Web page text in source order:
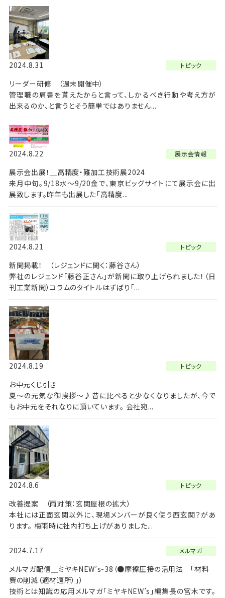
トピック
2024.8.31
リーダー研修 （週末開催中）
管理職の肩書を貰えたからと言って、しかるべき行動や考え方が
出来るのか、と言うとそう簡単ではありません...
展示会情報
2024.8.22
展示会出展！＿高精度・難加工技術展2024
来月中旬。9/18水～9/20金で、東京ビッグサイトにて展示会に出
展致します。昨年も出展した「高精度...
トピック
2024.8.21
新聞掲載！ （レジェンドに聞く：藤谷さん）
弊社のレジェンド「藤谷正さん」が新聞に取り上げられました！（日
刊工業新聞）コラムのタイトルはずばり「...
トピック
2024.8.19
お中元くじ引き
夏～の元気な御挨拶～♪昔に比べると少なくなりましたが、今で
もお中元をそれなりに頂いています。 会社宛...
トピック
2024.8.6
改善提案 （雨対策：玄関屋根の拡大）
本社には正面玄関以外に、現場メンバーが良く使う西玄関？があ
ります。 梅雨時に社内打ち上げがありました...
メルマガ
2024.7.17
メルマガ配信＿ミヤキNEW’s-38（●摩擦圧接の活用法 「材料
費の削減（適材適所）」）
技術とは知識の応用メルマガ「ミヤキNEW’s」編集長の宮木です。